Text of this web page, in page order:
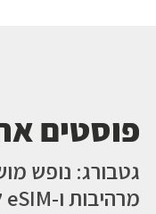
פוסטים
גטבורג: נופש
מרהיבות ו-eSIM לשוודיה